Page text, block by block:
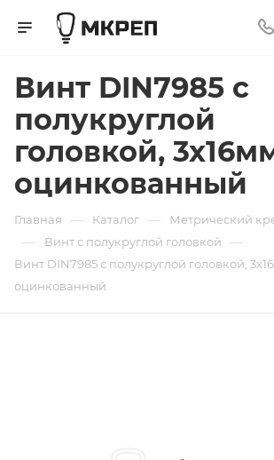
Винт DIN7985 с
полукруглой
головкой,
оцинкованный
Главная — Каталог — Метрический
— Винт с полукруглой головкой —
Винт DIN7985 с полукруглой головкой,
оцинкованный